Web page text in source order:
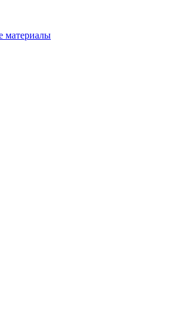
материалы